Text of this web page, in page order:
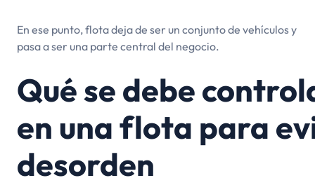
En ese punto, flota deja de ser un conjunto de vehículos y
pasa a ser una parte central del negocio.
Qué se debe
en una flota para
desorden